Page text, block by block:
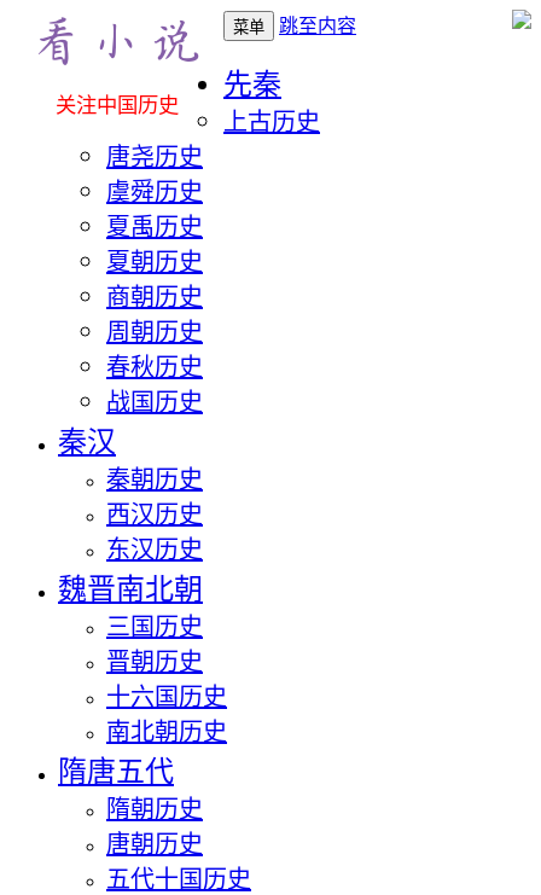
关注中国历史
菜单 跳至内容
先秦
上古历史
唐尧历史
虞舜历史
夏禹历史
夏朝历史
商朝历史
周朝历史
春秋历史
战国历史
秦汉
秦朝历史
西汉历史
东汉历史
魏晋南北朝
三国历史
晋朝历史
十六国历史
南北朝历史
隋唐五代
隋朝历史
唐朝历史
五代十国历史